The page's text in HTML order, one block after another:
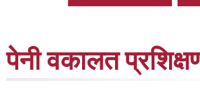
पेनी वकालत